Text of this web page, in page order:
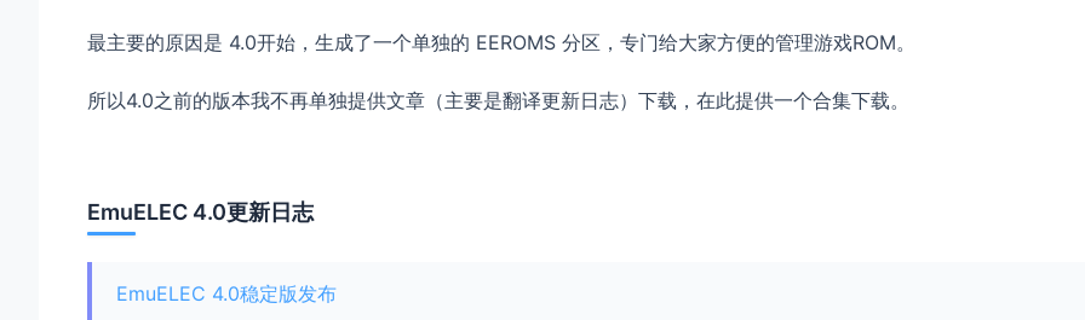
最主要的原因是 4.0开始，生成了一个单独的 EEROMS 分区，专门给大家方便的管理游戏ROM。
所以4.0之前的版本我不再单独提供文章（主要是翻译更新日志）下载，在此提供一个合集下载。
EmuELEC 4.0更新日志
EmuELEC 4.0稳定版发布